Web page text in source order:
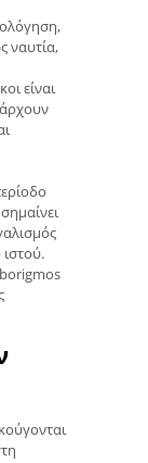
ναυτία,
είναι